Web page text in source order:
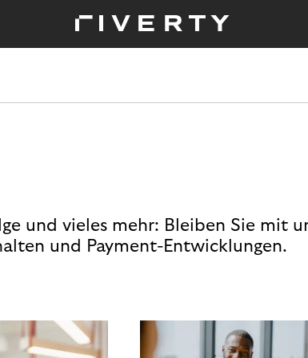
und vieles mehr: Bleiben Sie mit
und Payment-Entwicklungen.